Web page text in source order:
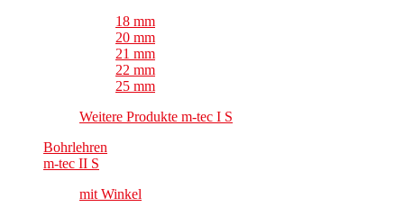
18 mm
20 mm
21 mm
22 mm
25 mm
Weitere Produkte m-tec I S
Bohrlehren
m-tec II S
mit Winkel